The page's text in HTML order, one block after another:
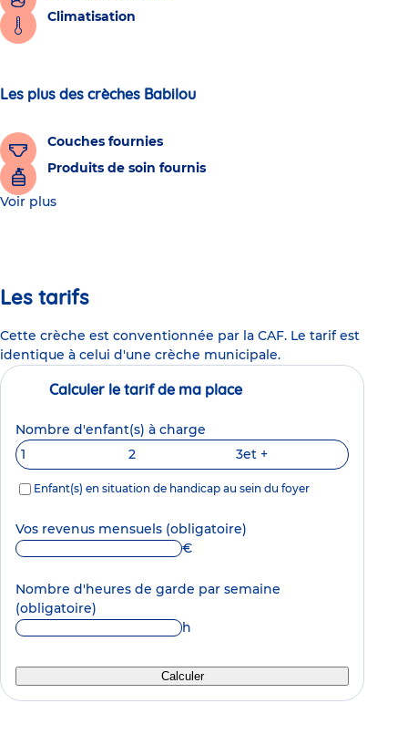
Climatisation
Les plus des crèches Babilou
Couches fournies
Produits de soin fournis
Voir plus
Les tarifs
Cette crèche est conventionnée par la CAF. Le tarif est
identique à celui d'une crèche municipale.
Calculer le tarif de ma place
Nombre d'enfant(s) à charge
1
2 3et +
Enfant(s) en situation de handicap au sein du foyer
Vos revenus mensuels (obligatoire)
€
Nombre d'heures de garde par semaine
(obligatoire)
h
Calculer